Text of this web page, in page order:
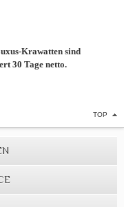
Krawatten sind
30 Tage netto.
TOP